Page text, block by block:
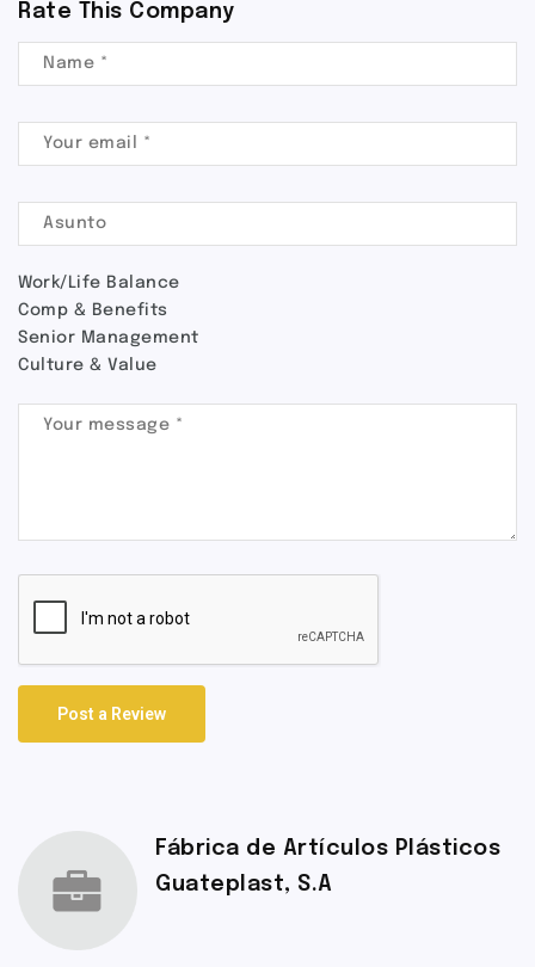
Rate This Company
Work/Life Balance
Comp & Benefits
Senior Management
Culture & Value
Post a Review
Fábrica de Artículos Plásticos
Guateplast, S.A